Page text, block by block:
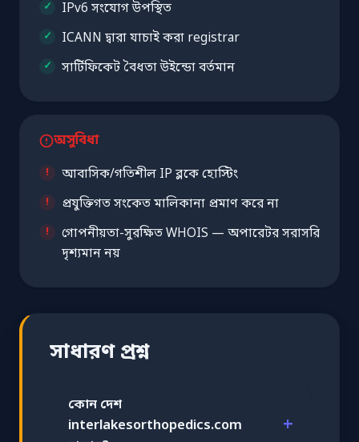
IPv6 সংযোগ উপস্থিত
ICANN দ্বারা যাচাই করা registrar
সার্টিফিকেট বৈধতা উইন্ডো বর্তমান
অসুবিধা
আবাসিক/গতিশীল IP ব্লকে হোস্টিং
প্রযুক্তিগত সংকেত মালিকানা প্রমাণ করে না
গোপনীয়তা-সুরক্ষিত WHOIS — অপারেটর সরাসরি
দৃশ্যমান নয়
সাধারণ প্রশ্ন
কোন দেশ
interlakesorthopedics.com